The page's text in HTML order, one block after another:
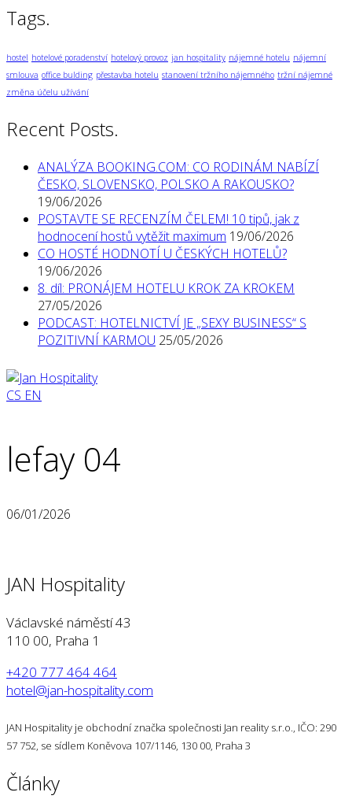
Tags.
hostel hotelové poradenství hotelový provoz jan hospitality nájemné hotelu nájemní
smlouva office bulding přestavba hotelu stanovení tržního nájemného tržní nájemné
změna účelu užívání
Recent Posts.
ANALÝZA BOOKING.COM: CO RODINÁM NABÍZÍ
ČESKO, SLOVENSKO, POLSKO A RAKOUSKO?
19/06/2026
POSTAVTE SE RECENZÍM ČELEM! 10 tipů, jak z
hodnocení hostů vytěžit maximum 19/06/2026
CO HOSTÉ HODNOTÍ U ČESKÝCH HOTELŮ?
19/06/2026
8. díl: PRONÁJEM HOTELU KROK ZA KROKEM
27/05/2026
PODCAST: HOTELNICTVÍ JE „SEXY BUSINESS“ S
POZITIVNÍ KARMOU 25/05/2026
CS EN
lefay 04
06/01/2026
JAN Hospitality
Václavské náměstí 43
110 00, Praha 1
+420 777 464 464
hotel@jan-hospitality.com
JAN Hospitality je obchodní značka společnosti Jan reality s.r.o., IČO: 290
57 752, se sídlem Koněvova 107/1146, 130 00, Praha 3
Články